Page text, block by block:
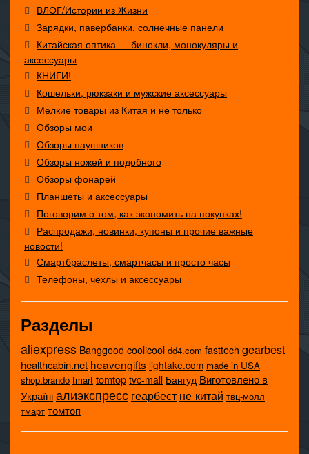
ВЛОГ/Истории из Жизни
Зарядки, павербанки, солнечные панели
Китайская оптика — бинокли, монокуляры и
аксессуары
КНИГИ!
Кошельки, рюкзаки и мужские аксессуары
Мелкие товары из Китая и не только
Обзоры мои
Обзоры наушников
Обзоры ножей и подобного
Обзоры фонарей
Планшеты и аксессуары
Поговорим о том, как экономить на покупках!
Распродажи, новинки, купоны и прочие важные
новости!
Смартбраслеты, смартчасы и просто часы
Телефоны, чехлы и аксессуары
Разделы
aliexpress Banggood coolicool dd4.com fasttech gearbest
healthcabin.net heavengifts lightake.com made in USA
shop.brando tmart tomtop tvc-mall Бангуд Виготовлено в
Україніалиэкспресс геарбест не китай твц-молл
тмарт томтоп